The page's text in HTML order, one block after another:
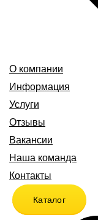
О компании
Информация
Услуги
Отзывы
Вакансии
Наша команда
Контакты
Каталог